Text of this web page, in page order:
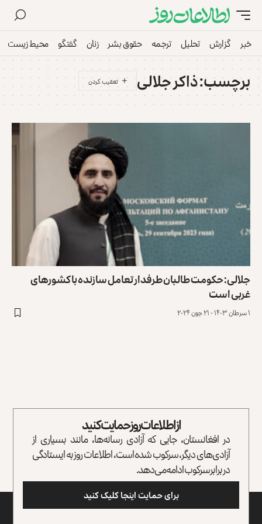
خبر گزارش تحلیل ترجمه حقوق بشر زنان گفتگو محیط زیست
برچسب:ذاکر جلالی
جلالی: حکومت طالبان طرفدار تعامل سازنده با کشورهای
غربی است
۱ سرطان ۱۴۰۳ - ۲۱ جون ۲۰۲۴
از اطلاعات روز حمایت کنید
در افغانستان، جایی که آزادی رسانه‌ها، مانند بسیاری از
آزادی‌های دیگر، سرکوب شده است، اطلاعات روز به ایستادگی
در برابر سرکوب ادامه می‌دهد.
برای حمایت اینجا کلیک کنید